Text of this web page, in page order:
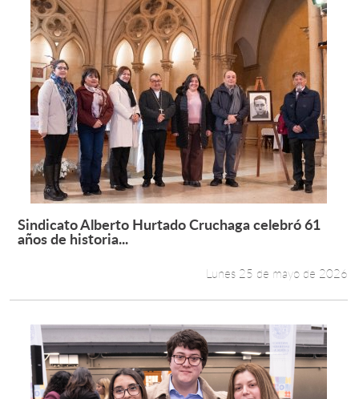
Leer más +
Sindicato Alberto Hurtado Cruchaga celebró 61
años de historia...
Lunes 25 de mayo de 2026